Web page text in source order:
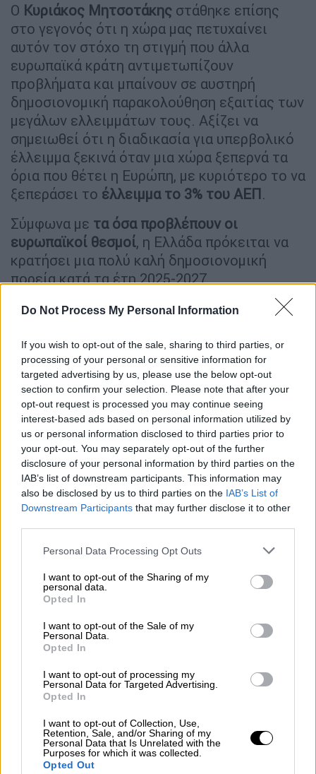
Do Not Process My Personal Information
If you wish to opt-out of the sale, sharing to third parties, or
processing of your personal or sensitive information for
targeted advertising by us, please use the below opt-out
section to confirm your selection. Please note that after your
opt-out request is processed you may continue seeing
interest-based ads based on personal information utilized by
us or personal information disclosed to third parties prior to
your opt-out. You may separately opt-out of the further
disclosure of your personal information by third parties on the
IAB’s list of downstream participants. This information may
also be disclosed by us to third parties on the IAB’s List of
Downstream Participants that may further disclose it to other
Please note that this website/app uses one or more Google
not limited to your visit or usage behaviour. You may click to
grant or deny consent to Google and its third-party tags to
use your data for below specified purposes in below Google
consent section.
Personal Data Processing Opt Outs
I want to opt-out of the Sharing of my
personal data.
Opted In
I want to opt-out of the Sale of my
Personal Data.
Opted In
I want to opt-out of processing my
Personal Data for Targeted Advertising.
Opted In
I want to opt-out of Collection, Use,
Retention, Sale, and/or Sharing of my
Personal Data that Is Unrelated with the
Purposes for which it was collected.
Opted Out
Ο Κυριάκος Μητσοτάκης στάθηκε επίσης
στο γεγονός ότι η χώρα μας πετυχαίνει
αυτόν τον στόχο τη στιγμή που άλλα
ευρωπαϊκά κράτη αντιμετωπίζουν
προβλήματα και μπαίνουν σε αυστηρή
δημοσιονομική παρακολούθηση εξαιτίας των
μεγάλων ελλειμμάτων τους. Αξίζει να
σημειωθεί ότι η διαδικασία για υπερβολικό
έλλειμμα ξεκινά όταν μια χώρα ξεπερνά τα
όρια που θέτει η Ευρώπη, με κυριότερο το να
ξεπεράσει το έλλειμμα το 3% του ΑΕΠ.
Σύμφωνα με τα όσα προβλέπουν οι
ευρωπαϊκοί θεσμοί, η Ελλάδα πρόκειται να
κρατήσει μια πολύ καλή δημοσιονομική
πορεία κατά τα έτη 2025-2027,
παρουσιάζοντας συνεχή πλεονάσματα, ενώ
την ίδια ώρα αναμένεται και νέα πτώση στα
«Με σιγουριά και προοπτική»
Ο πρωθυπουργός υποστήριξε ότι η Ελλάδα
αφήνει οριστικά πίσω της «την επώδυνη
παρένθεση» που άνοιξε όταν ξέσπασε η
οικονομική κρίση.Και αυτό γίνεται όχι μόνο
με μια αίσθηση ανακούφισης , αλλά και με τη
σιγουριά μιας χώρας που, όπως
χαρακτηριστικά ανέφερε, «θυμάται από πού
Ταυτόχρονα, ξεκαθάρισε ότι η προσπάθεια
δεν σταματά στο σημείο αυτό, μιας και
«υπάρχουν ακόμη πολλές νίκες να
κατακτήσουμε», τονίζοντας την ανάγκη να
συνεχιστεί η πορεία «με σταθερό βήμα στον
δρόμο της δυναμικής προόδου».